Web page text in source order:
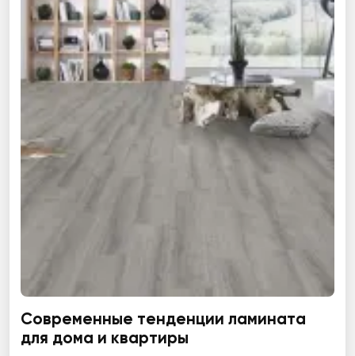
Современные тенденции ламината
для дома и квартиры